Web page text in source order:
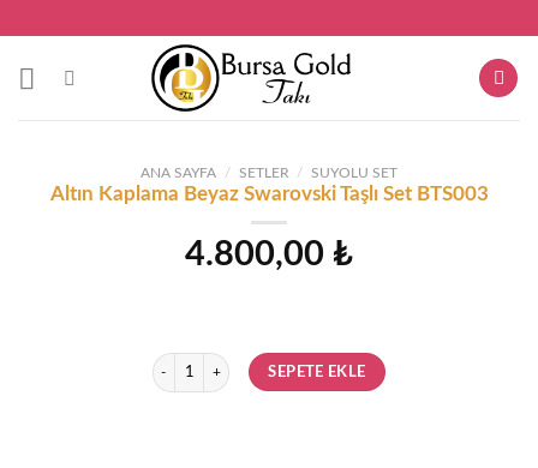
content
ANA SAYFA / SETLER / SUYOLU SET
Altın Kaplama Beyaz Swarovski Taşlı Set BTS003
4.800,00 ₺
Altın Kaplama Beyaz Swarovski Taşlı Set BTS003 adet
SEPETE EKLE